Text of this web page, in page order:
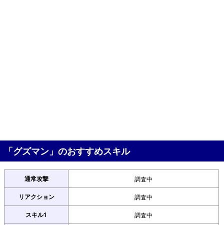
「グズマン」のおすすめスキル
通常攻撃 調査中
リアクション 調査中
スキル1 調査中